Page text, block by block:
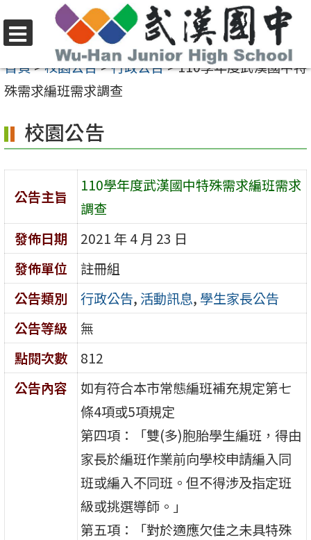
至
要
容
區
選
單
首頁>校園公告>行政公告>110學年度武漢國中特
殊需求編班需求調查
校園公告
公告主旨
110學年度武漢國中特殊需求編班需求
調查
發佈日期
2021 年 4 月 23 日
發佈單位
註冊組
公告類別
行政公告, 活動訊息, 學生家長公告
公告等級
無
點閱次數
812
公告內容
如有符合本市常態編班補充規定第七
條4項或5項規定
第四項：「雙(多)胞胎學生編班，得由
家長於編班作業前向學校申請編入同
班或編入不同班。但不得涉及指定班
級或挑選導師。」
第五項：「對於適應欠佳之未具特殊